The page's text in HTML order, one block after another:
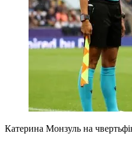
Катерина Монзуль на